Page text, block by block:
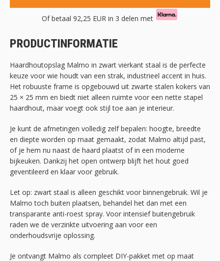
Of betaal 92,25 EUR in 3 delen met
PRODUCTINFORMATIE
Haardhoutopslag Malmo in zwart vierkant staal is de perfecte
keuze voor wie houdt van een strak, industrieel accent in huis.
Het robuuste frame is opgebouwd uit zwarte stalen kokers van
25 × 25 mm en biedt niet alleen ruimte voor een nette stapel
haardhout, maar voegt ook stijl toe aan je interieur.
Je kunt de afmetingen volledig zelf bepalen: hoogte, breedte
en diepte worden op maat gemaakt, zodat Malmo altijd past,
of je hem nu naast de haard plaatst of in een moderne
bijkeuken. Dankzij het open ontwerp blijft het hout goed
geventileerd en klaar voor gebruik.
Let op: zwart staal is alleen geschikt voor binnengebruik. Wil je
Malmo toch buiten plaatsen, behandel het dan met een
transparante anti-roest spray. Voor intensief buitengebruik
raden we de verzinkte uitvoering aan voor een
onderhoudsvrije oplossing.
Je ontvangt Malmo als compleet DIY-pakket met op maat